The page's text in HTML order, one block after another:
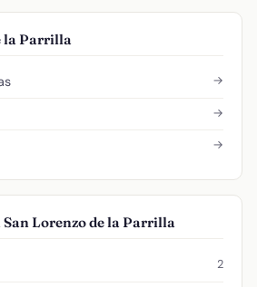
la Parrilla
→
→
→
Lorenzo de la Parrilla
2